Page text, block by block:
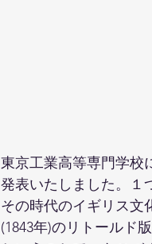
東京工業高等専門学校
発表いたしました。１
その時代のイギリス文
(1843年)のリトールド